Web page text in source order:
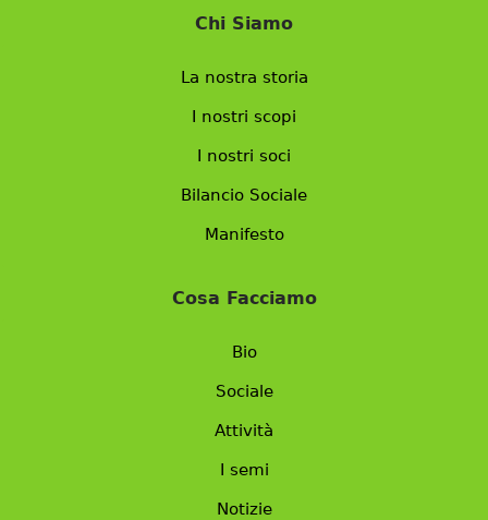
Chi Siamo
La nostra storia
I nostri scopi
I nostri soci
Bilancio Sociale
Manifesto
Cosa Facciamo
Bio
Sociale
Attività
I semi
Notizie